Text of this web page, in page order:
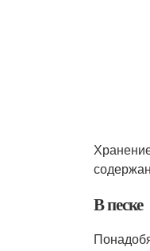
В песке